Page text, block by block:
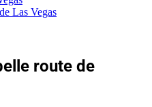
Las Vegas
route de